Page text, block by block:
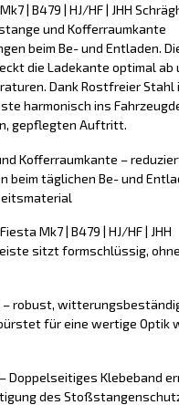
| B479 | HJ/HF | JHH
und Kofferraumkante
beim Be- und Entladen.
die Ladekante optimal ab
Dank Rostfreier Stahl
harmonisch ins
gepflegten Auftritt.
Kofferraumkante –
beim täglichen Be- und
Mk7 | B479 | HJ/HF | JHH
sitzt formschlüssig, ohne
robust,
für eine wertige Optik
Doppelseitiges Klebeband
des